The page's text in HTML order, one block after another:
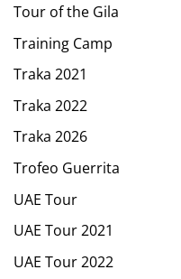
Tour of the Gila
Training Camp
Traka 2021
Traka 2022
Traka 2026
Trofeo Guerrita
UAE Tour
UAE Tour 2021
UAE Tour 2022